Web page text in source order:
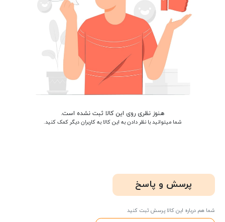
هنوز نظری روی این کالا ثبت نشده است.
شما میتوانید با نظر دادن به این کالا به کاربران دیگر کمک کنید.
پرسش و پاسخ
شما هم درباره این کالا پرسش ثبت کنید